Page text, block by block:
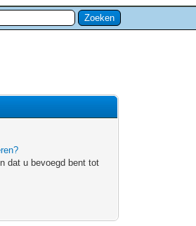
dat u bevoegd bent tot